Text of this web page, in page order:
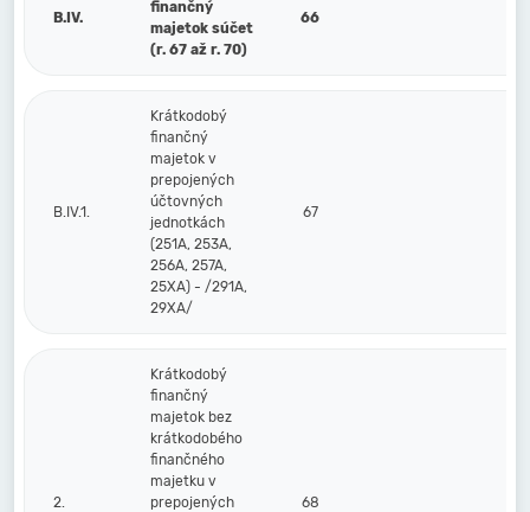
B.IV.
finančný
majetok súčet
(r. 67 až r. 70)
66
B.IV.1.
Krátkodobý
finančný
majetok v
prepojených
účtovných
jednotkách
(251A, 253A,
256A, 257A,
25XA) - /291A,
29XA/
67
2.
Krátkodobý
finančný
majetok bez
krátkodobého
finančného
majetku v
prepojených
68